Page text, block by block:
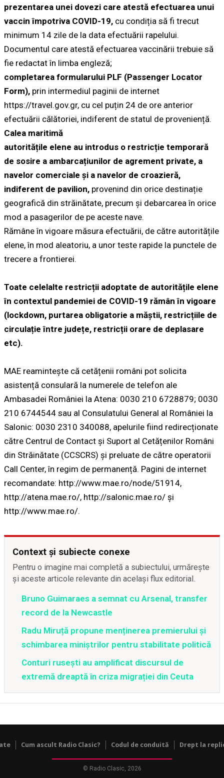
prezentarea unei dovezi care atestă efectuarea unui
vaccin împotriva COVID-19, cu condiția să fi trecut
minimum 14 zile de la data efectuării rapelului.
Documentul care atestă efectuarea vaccinării trebuie să
fie redactat în limba engleză;
completarea formularului PLF (Passenger Locator
Form), prin intermediul paginii de internet
https://travel.gov.gr, cu cel puțin 24 de ore anterior
efectuării călătoriei, indiferent de statul de proveniență.
Calea maritimă
autoritățile elene au introdus o restricție temporară
de sosire a ambarcațiunilor de agrement private, a
navelor comerciale și a navelor de croazieră,
indiferent de pavilion, provenind din orice destinație
geografică din străinătate, precum și debarcarea în orice
mod a pasagerilor de pe aceste nave.
Rămâne în vigoare măsura efectuării, de către autoritățile
elene, în mod aleatoriu, a unor teste rapide la punctele de
trecere a frontierei.
Toate celelalte restricții adoptate de autoritățile elene
în contextul pandemiei de COVID-19 rămân în vigoare
(lockdown, purtarea obligatorie a măștii, restricțiile de
circulație între județe, restricții orare de deplasare
etc).
MAE reamintește că cetățenii români pot solicita
asistență consulară la numerele de telefon ale
Ambasadei României la Atena: 0030 210 6728879; 0030
210 6744544 sau al Consulatului General al României la
Salonic: 0030 2310 340088, apelurile fiind redirecționate
către Centrul de Contact și Suport al Cetățenilor Români
din Străinătate (CCSCRS) și preluate de către operatorii
Call Center, în regim de permanență. Pagini de internet
recomandate: http://www.mae.ro/node/51914,
http://atena.mae.ro/, http://salonic.mae.ro/ și
http://www.mae.ro/.
Context și subiecte conexe
Pentru o imagine mai completă a subiectului, urmărește
și aceste articole relevante din același flux editorial.
Bruno Guimaraes a semnat cu Arsenal, transfer
record de la Newcastle
Radu Miruță propune menținerea premierului și
schimbarea miniștrilor pentru stabilitate politică
Conturi rusești au amplificat discursul de
extremă dreaptă în criza migrației din Ceuta
Cum ascult Radio Clasic? Codul de conduită Drept la
© Radio Clasic, 2026